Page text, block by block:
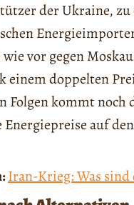
der Ukraine, zu
vor gegen
einem doppelten
kommt noch
auf
Iran-Krieg: Was sind